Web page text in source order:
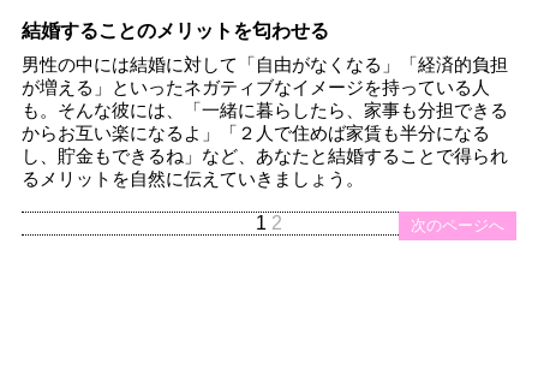
結婚することのメリットを匂わせる
男性の中には結婚に対して「自由がなくなる」「経済的負担
が増える」といったネガティブなイメージを持っている人
も。そんな彼には、「一緒に暮らしたら、家事も分担できる
からお互い楽になるよ」「２人で住めば家賃も半分になる
し、貯金もできるね」など、あなたと結婚することで得られ
るメリットを自然に伝えていきましょう。
次のページへ
1 2